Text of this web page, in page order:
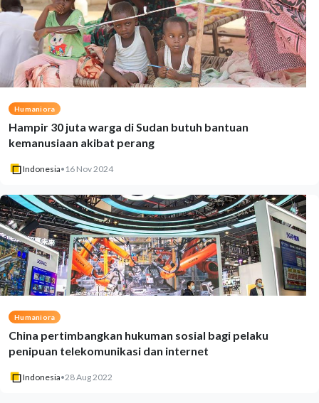
Humaniora
Hampir 30 juta warga di Sudan butuh bantuan
kemanusiaan akibat perang
Indonesia• 16 Nov 2024
Humaniora
China pertimbangkan hukuman sosial bagi pelaku
penipuan telekomunikasi dan internet
Indonesia•28 Aug 2022